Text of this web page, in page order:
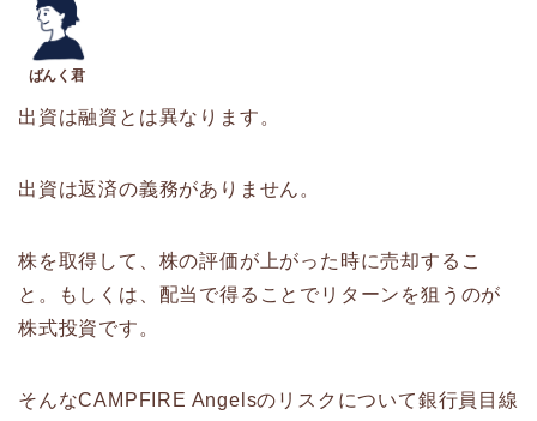
出資は融資とは異なります。
出資は返済の義務がありません。
株を取得して、株の評価が上がった時に売却するこ
と。もしくは、配当で得ることでリターンを狙うのが
株式投資です。
そんなCAMPFIRE Angelsのリスクについて銀行員目線